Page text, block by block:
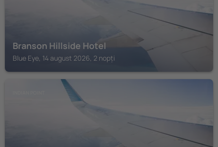
Branson Hillside Hotel
Blue Eye, 14 august 2026, 2 nopți